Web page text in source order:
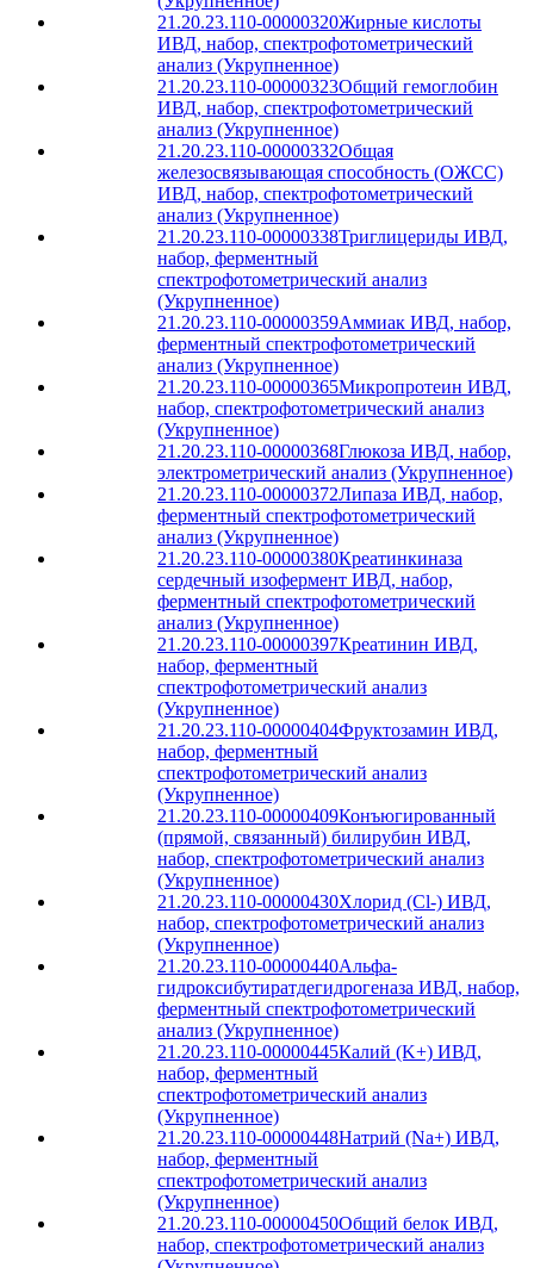
21.20.23.110-00000320Жирные кислоты
ИВД, набор, спектрофотометрический
анализ (Укрупненное)
21.20.23.110-00000323Общий гемоглобин
ИВД, набор, спектрофотометрический
анализ (Укрупненное)
21.20.23.110-00000332Общая
железосвязывающая способность (ОЖСС)
ИВД, набор, спектрофотометрический
анализ (Укрупненное)
21.20.23.110-00000338Триглицериды ИВД,
набор, ферментный
спектрофотометрический анализ
(Укрупненное)
21.20.23.110-00000359Аммиак ИВД, набор,
ферментный спектрофотометрический
анализ (Укрупненное)
21.20.23.110-00000365Микропротеин ИВД,
набор, спектрофотометрический анализ
(Укрупненное)
21.20.23.110-00000368Глюкоза ИВД, набор,
электрометрический анализ (Укрупненное)
21.20.23.110-00000372Липаза ИВД, набор,
ферментный спектрофотометрический
анализ (Укрупненное)
21.20.23.110-00000380Креатинкиназа
сердечный изофермент ИВД, набор,
ферментный спектрофотометрический
анализ (Укрупненное)
21.20.23.110-00000397Креатинин ИВД,
набор, ферментный
спектрофотометрический анализ
(Укрупненное)
21.20.23.110-00000404Фруктозамин ИВД,
набор, ферментный
спектрофотометрический анализ
(Укрупненное)
21.20.23.110-00000409Конъюгированный
(прямой, связанный) билирубин ИВД,
набор, спектрофотометрический анализ
(Укрупненное)
21.20.23.110-00000430Хлорид (Cl-) ИВД,
набор, спектрофотометрический анализ
(Укрупненное)
21.20.23.110-00000440Альфа-
гидроксибутиратдегидрогеназа ИВД, набор,
ферментный спектрофотометрический
анализ (Укрупненное)
21.20.23.110-00000445Калий (K+) ИВД,
набор, ферментный
спектрофотометрический анализ
(Укрупненное)
21.20.23.110-00000448Натрий (Na+) ИВД,
набор, ферментный
спектрофотометрический анализ
(Укрупненное)
21.20.23.110-00000450Общий белок ИВД,
набор, спектрофотометрический анализ